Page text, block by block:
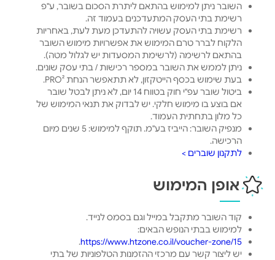
השובר ניתן למימוש בהתאם ליתרת הסכום בשובר, ע"פ
רשימת בתי העסק המתעדכנים בעמוד זה.
רשימת בתי העסק עשויה להתעדכן מעת לעת, באחריות
הלקוח לברר טרם המימוש את אפשרויות מימוש השובר
בהתאם לרשימה (לרשימת המסעדות יש לגלול מטה).
ניתן לממש את השובר במספר רכישות / בתי עסק שונים.
בעת שימוש בכסף הייטקזון, לא תתאפשר הנחת PRO².
ביטול שובר עפ"י חוק בטווח 14 יום, לא ניתן לבטל שובר
אם בוצע בו מימוש חלקי. יש לבדוק את תנאי המימוש של
כל מלון בתחתית העמוד.
מנפיק השובר: הייביז בע"מ. תוקף למימוש: 5 שנים מיום
הרכישה.
לתקנון שוברים >
אופן המימוש
קוד השובר מתקבל במייל וגם בסמס לנייד.
למימוש בבתי הנופש הבאים:
https://www.htzone.co.il/voucher-zone/15
.
יש ליצור קשר עם מרכזי ההזמנות הטלפוניות של בתי